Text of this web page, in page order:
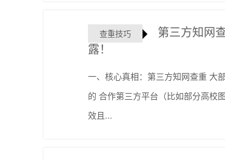
查重技巧
第三方知网
露！
一、核心真相：第三方知网查重 大
的 合作第三方平台（比如部分高校
效且...